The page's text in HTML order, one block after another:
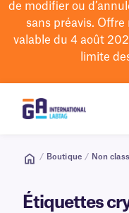
de modifierou
sans préavis. Offre
valable du 4 août
limite
/ Boutique / Non
Étiquettes